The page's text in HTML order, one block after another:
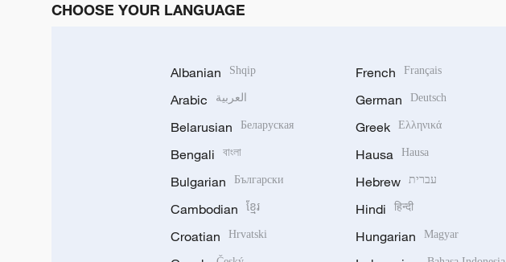
CHOOSE YOUR LANGUAGE
Albanian Shqip
Arabic العربية
Belarusian Беларуская
Bengali বাংলা
Bulgarian Български
Cambodian ខ្មែរ
Croatian Hrvatski
French Français
German Deutsch
Greek Ελληνικά
Hausa Hausa
Hebrew עברית
Hindi हिन्दी
Hungarian Magyar